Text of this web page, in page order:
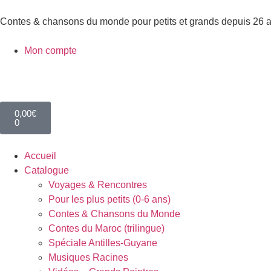
Contes & chansons du monde pour petits et grands depuis 26
Mon compte
0,00€
0
Accueil
Catalogue
Voyages & Rencontres
Pour les plus petits (0-6 ans)
Contes & Chansons du Monde
Contes du Maroc (trilingue)
Spéciale Antilles-Guyane
Musiques Racines